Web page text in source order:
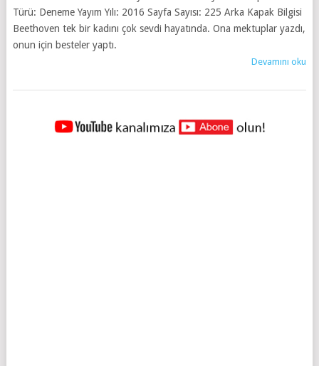
Türü: Deneme Yayım Yılı: 2016 Sayfa Sayısı: 225 Arka Kapak Bilgisi
Beethoven tek bir kadını çok sevdi hayatında. Ona mektuplar yazdı,
onun için besteler yaptı.
Devamını oku
YAZILAR